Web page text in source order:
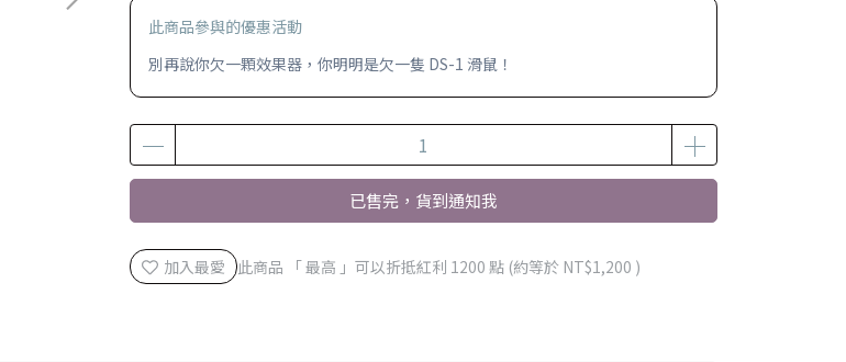
此商品參與的優惠活動
別再說你欠一顆效果器，你明明是欠一隻 DS-1 滑鼠！
已售完，貨到通知我
加入最愛 此商品 「 最高 」可以折抵紅利 1200 點 (約等於 NT$1,200 )